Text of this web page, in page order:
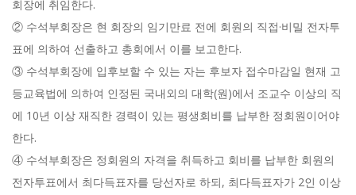
회장에 취임한다.
② 수석부회장은 현 회장의 임기만료 전에 회원의 직접·비밀 전자투
표에 의하여 선출하고 총회에서 이를 보고한다.
③ 수석부회장에 입후보할 수 있는 자는 후보자 접수마감일 현재 고
등교육법에 의하여 인정된 국내외의 대학(원)에서 조교수 이상의 직
에 10년 이상 재직한 경력이 있는 평생회비를 납부한 정회원이어야
한다.
④ 수석부회장은 정회원의 자격을 취득하고 회비를 납부한 회원의
전자투표에서 최다득표자를 당선자로 하되, 최다득표자가 2인 이상